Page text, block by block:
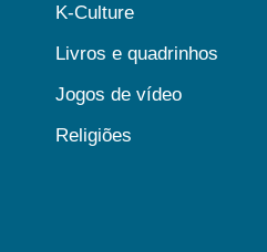
K-Culture
Livros e quadrinhos
Jogos de vídeo
Religiões